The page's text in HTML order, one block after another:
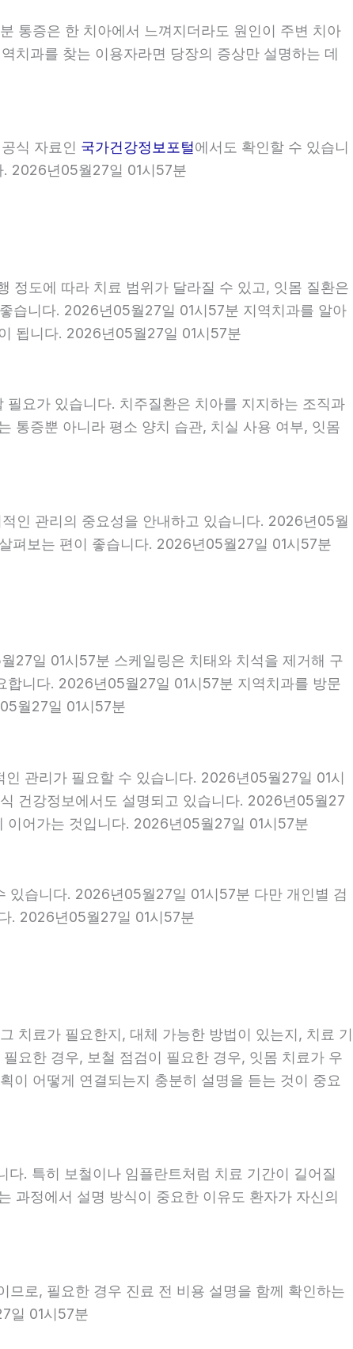
통증은 한 치아에서 느껴지더라도 원인이 주변 치아
치과를 찾는 이용자라면 당장의 증상만 설명하는 데
식 자료인 국가건강정보포털에서도 확인할 수 있습니
2026년05월27일 01시57분
정도에 따라 치료 범위가 달라질 수 있고, 잇몸 질환은
습니다. 2026년05월27일 01시57분 지역치과를 알아
됩니다. 2026년05월27일 01시57분
요가 있습니다. 치주질환은 치아를 지지하는 조직과
통증뿐 아니라 평소 양치 습관, 치실 사용 여부, 잇몸
인 관리의 중요성을 안내하고 있습니다. 2026년05월
펴보는 편이 좋습니다. 2026년05월27일 01시57분
27일 01시57분 스케일링은 치태와 치석을 제거해 구
합니다. 2026년05월27일 01시57분 지역치과를 방문
월27일 01시57분
관리가 필요할 수 있습니다. 2026년05월27일 01시
건강정보에서도 설명되고 있습니다. 2026년05월27
이어가는 것입니다. 2026년05월27일 01시57분
있습니다. 2026년05월27일 01시57분 다만 개인별 검
. 2026년05월27일 01시57분
치료가 필요한지, 대체 가능한 방법이 있는지, 치료 기
요한 경우, 보철 점검이 필요한 경우, 잇몸 치료가 우
이 어떻게 연결되는지 충분히 설명을 듣는 것이 중요
. 특히 보철이나 임플란트처럼 치료 기간이 길어질
과정에서 설명 방식이 중요한 이유도 환자가 자신의
로, 필요한 경우 진료 전 비용 설명을 함께 확인하는
일 01시57분